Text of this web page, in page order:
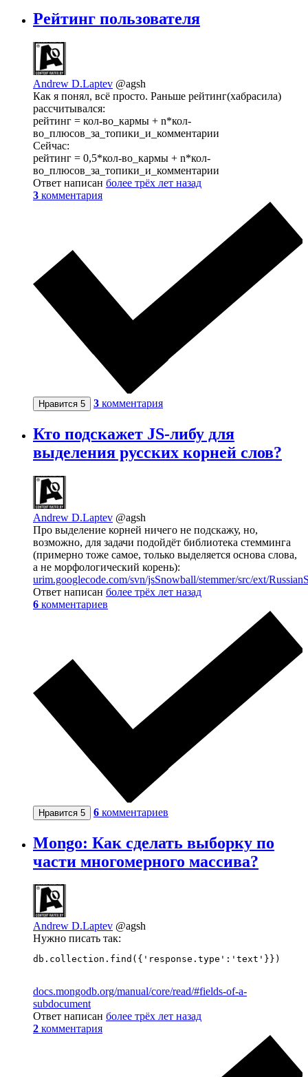
Рейтинг пользователя
Andrew D.Laptev @agsh
Как я понял, всё просто. Раньше рейтинг(хабрасила)
рассчитывался:
рейтинг = кол-во_кармы + n*кол-
во_плюсов_за_топики_и_комментарии
Сейчас:
рейтинг = 0,5*кол-во_кармы + n*кол-
во_плюсов_за_топики_и_комментарии
Ответ написан более трёх лет назад
3 комментария
Нравится 5 3 комментария
Кто подскажет JS-либу для
выделения русских корней слов?
Andrew D.Laptev @agsh
Про выделение корней ничего не подскажу, но,
возможно, для задачи подойдёт библиотека стемминга
(примерно тоже самое, только выделяется основа слова,
а не морфологический корень):
urim.googlecode.com/svn/jsSnowball/stemmer/src/ext/
Ответ написан более трёх лет назад
6 комментариев
Нравится 5 6 комментариев
Mongo: Как сделать выборку по
части многомерного массива?
Andrew D.Laptev @agsh
Нужно писать так:
docs.mongodb.org/manual/core/read/#fields-of-a-
subdocument
Ответ написан более трёх лет назад
2 комментария